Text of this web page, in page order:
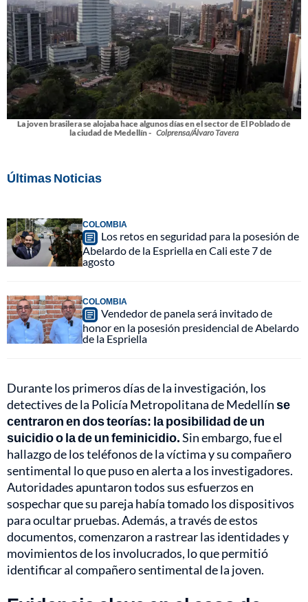
La joven brasilera se alojaba hace algunos días en el sector de El Poblado de
la ciudad de Medellín - Colprensa/Álvaro Tavera
Últimas Noticias
COLOMBIA
Los retos en seguridad para la posesión de
Abelardo de la Espriella en Cali este 7 de
agosto
COLOMBIA
Vendedor de panela será invitado de
honor en la posesión presidencial de Abelardo
de la Espriella
Durante los primeros días de la investigación, los
detectives de la Policía Metropolitana de Medellínse
centraron en dos teorías: la posibilidad de un
suicidio o la de un feminicidio.Sin embargo, fue el
hallazgo de los teléfonos de la víctima y su compañero
sentimental lo que puso en alerta a los investigadores.
Autoridades apuntaron todos sus esfuerzos en
sospechar que su pareja había tomado los dispositivos
para ocultar pruebas. Además, a través de estos
documentos, comenzaron a rastrear las identidades y
movimientos de los involucrados, lo que permitió
identificar al compañero sentimental de la joven.